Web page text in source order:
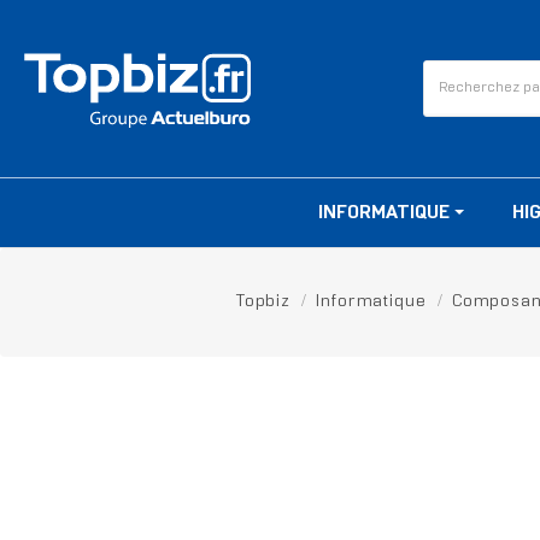
INFORMATIQUE
Topbiz Informatique